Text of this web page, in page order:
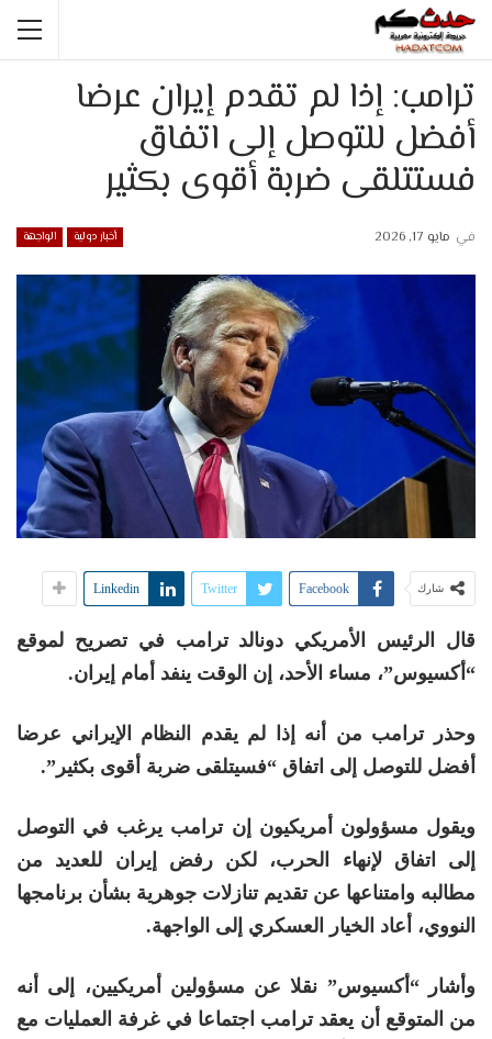
ترامب: إذا لم تقدم إيران عرضا
أفضل للتوصل إلى اتفاق
فستتلقى ضربة أقوى بكثير
أخبار دولية الواجهة في مايو 17, 2026
شارك Facebook
Twitter
Linkedin
قال الرئيس الأمريكي دونالد ترامب في تصريح لموقع
“أكسيوس”، مساء الأحد، إن الوقت ينفد أمام إيران.
وحذر ترامب من أنه إذا لم يقدم النظام الإيراني عرضا
أفضل للتوصل إلى اتفاق “فسيتلقى ضربة أقوى بكثير”.
ويقول مسؤولون أمريكيون إن ترامب يرغب في التوصل
إلى اتفاق لإنهاء الحرب، لكن رفض إيران للعديد من
مطالبه وامتناعها عن تقديم تنازلات جوهرية بشأن برنامجها
النووي، أعاد الخيار العسكري إلى الواجهة.
وأشار “أكسيوس” نقلا عن مسؤولين أمريكيين، إلى أنه
من المتوقع أن يعقد ترامب اجتماعا في غرفة العمليات مع